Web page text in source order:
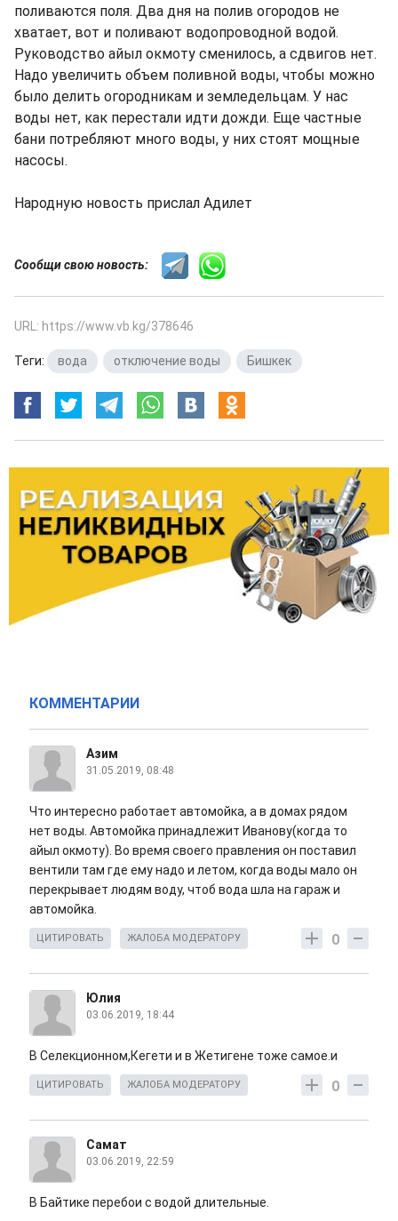
поливаются поля. Два дня на полив огородов не
хватает, вот и поливают водопроводной водой.
Руководство айыл окмоту сменилось, а сдвигов нет.
Надо увеличить объем поливной воды, чтобы можно
было делить огородникам и земледельцам. У нас
воды нет, как перестали идти дожди. Еще частные
бани потребляют много воды, у них стоят мощные
насосы.
Народную новость прислал Адилет
Сообщи свою новость:
URL: https://www.vb.kg/378646
Теги: вода отключение воды Бишкек
КОММЕНТАРИИ
Азим
31.05.2019, 08:48
Что интересно работает автомойка, а в домах рядом
нет воды. Автомойка принадлежит Иванову(когда то
айыл окмоту). Во время своего правления он поставил
вентили там где ему надо и летом, когда воды мало он
перекрывает людям воду, чтоб вода шла на гараж и
автомойка.
0
ЦИТИРОВАТЬ ЖАЛОБА МОДЕРАТОРУ
Юлия
03.06.2019, 18:44
В Селекционном,Кегети и в Жетигене тоже самое.и
0
ЦИТИРОВАТЬ ЖАЛОБА МОДЕРАТОРУ
Самат
03.06.2019, 22:59
В Байтике перебои с водой длительные.